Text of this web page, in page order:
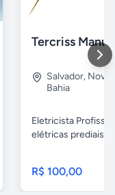
Salvador, Nova
Bahia
Eletricista
elétricas prediais e
R$ 100,00